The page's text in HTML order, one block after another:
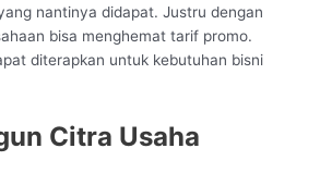
nantinya didapat. Justru dengan
bisa menghemat tarif promo.
diterapkan untuk kebutuhan bisni
Citra Usaha